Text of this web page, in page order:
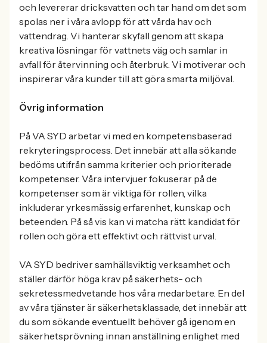
och levererar dricksvatten och tar hand om det som
spolas ner i våra avlopp för att vårda hav och
vattendrag. Vi hanterar skyfall genom att skapa
kreativa lösningar för vattnets väg och samlar in
avfall för återvinning och återbruk. Vi motiverar och
inspirerar våra kunder till att göra smarta miljöval.
Övrig information
På VA SYD arbetar vi med en kompetensbaserad
rekryteringsprocess. Det innebär att alla sökande
bedöms utifrån samma kriterier och prioriterade
kompetenser. Våra intervjuer fokuserar på de
kompetenser som är viktiga för rollen, vilka
inkluderar yrkesmässig erfarenhet, kunskap och
beteenden. På så vis kan vi matcha rätt kandidat för
rollen och göra ett effektivt och rättvist urval.
VA SYD bedriver samhällsviktig verksamhet och
ställer därför höga krav på säkerhets- och
sekretessmedvetande hos våra medarbetare. En del
av våra tjänster är säkerhetsklassade, det innebär att
du som sökande eventuellt behöver gå igenom en
säkerhetsprövning innan anställning enlighet med